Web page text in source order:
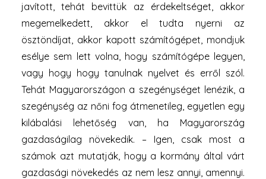
javított, tehát bevittük az érdekeltséget, akkor
megemelkedett, akkor el tudta nyerni az
ösztöndíjat, akkor kapott számítógépet, mondjuk
esélye sem lett volna, hogy számítógépe legyen,
vagy hogy hogy tanulnak nyelvet és erről szól.
Tehát Magyarországon a szegénységet lenézik, a
szegénység az nőni fog átmenetileg, egyetlen egy
kilábalási lehetőség van, ha Magyarország
gazdaságilag növekedik. – Igen, csak most a
számok azt mutatják, hogy a kormány által várt
gazdasági növekedés az nem lesz annyi, amennyi.